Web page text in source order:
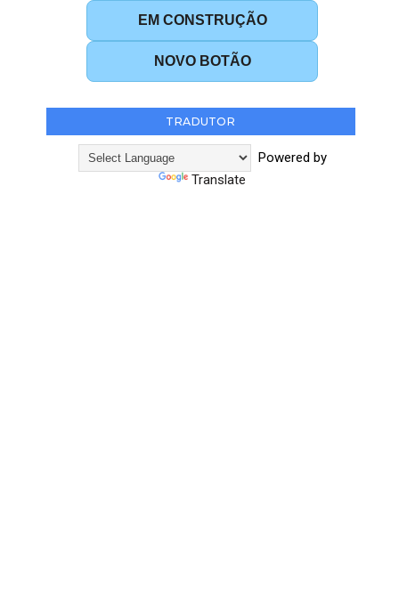
EM CONSTRUÇÃO
NOVO BOTÃO
TRADUTOR
Powered by
Translate